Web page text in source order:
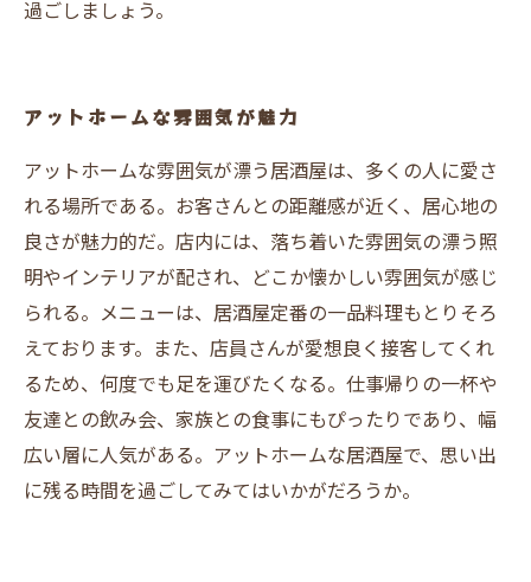
過ごしましょう。
アットホームな雰囲気が魅力
アットホームな雰囲気が漂う居酒屋は、多くの人に愛さ
れる場所である。お客さんとの距離感が近く、居心地の
良さが魅力的だ。店内には、落ち着いた雰囲気の漂う照
明やインテリアが配され、どこか懐かしい雰囲気が感じ
られる。メニューは、居酒屋定番の一品料理もとりそろ
えております。また、店員さんが愛想良く接客してくれ
るため、何度でも足を運びたくなる。仕事帰りの一杯や
友達との飲み会、家族との食事にもぴったりであり、幅
広い層に人気がある。アットホームな居酒屋で、思い出
に残る時間を過ごしてみてはいかがだろうか。